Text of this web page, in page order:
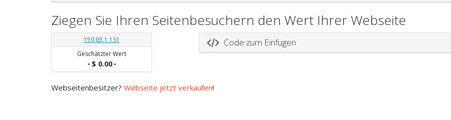
Ziegen Sie Ihren Seitenbesuchern den Wert Ihrer Webseite
159.65.1.131
Geschätzter Wert
• $ 0.00•
Code zum Einfügen
Webseitenbesitzer? Webseite jetzt verkaufen!